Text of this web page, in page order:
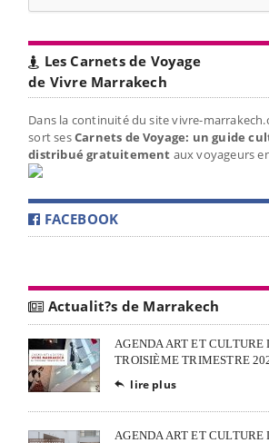
Les Carnets de Voyage
de Vivre Marrakech
Dans la continuité du site vivre-
sort sesCarnets de Voyage: un guide
distribué gratuitement aux voyageurs
FACEBOOK
Actualit?s de Marrakech
AGENDA ART ET CULTURE
TROISIÈME TRIMESTRE
 lire plus
AGENDA ART ET CULTURE